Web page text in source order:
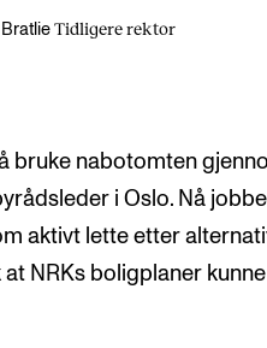
Tidligere rektor
bruke nabotomten
i Oslo. Nå
aktivt lette etter
NRKs boligplaner kunne